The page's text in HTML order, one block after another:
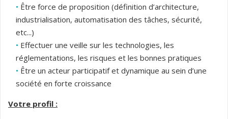
Être force de proposition (définition d’architecture,
industrialisation, automatisation des tâches, sécurité,
etc...)
Effectuer une veille sur les technologies, les
réglementations, les risques et les bonnes pratiques
Être un acteur participatif et dynamique au sein d’une
société en forte croissance
Votre profil :